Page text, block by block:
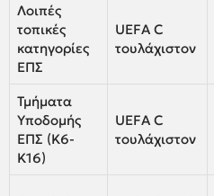
Λοιπές
τοπικές
κατηγορίες
ΕΠΣ
UEFA C
τουλάχιστον
Τμήματα
Υποδομής
ΕΠΣ (Κ6-
Κ16)
UEFA C
τουλάχιστον